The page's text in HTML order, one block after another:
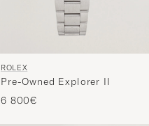
ROLEX
Pre-Owned Explorer II
6 800€